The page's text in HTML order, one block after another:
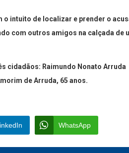
intuito de localizar e prender o
com outros amigos na calçada de
cidadãos: Raimundo Nonato Arruda
de Arruda, 65 anos.
WhatsApp